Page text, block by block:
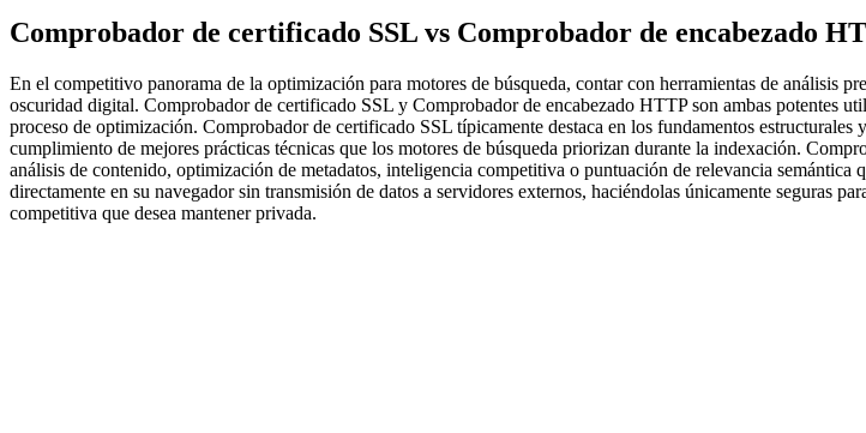
Comprobador de certificado SSL vs Comprobador de encabezado
En el competitivo panorama de la optimización para motores de búsqueda, contar con herramientas de análisis
oscuridad digital. Comprobador de certificado SSL y Comprobador de encabezado HTTP son ambas potentes
proceso de optimización. Comprobador de certificado SSL típicamente destaca en los fundamentos
cumplimiento de mejores prácticas técnicas que los motores de búsqueda priorizan durante la indexación.
análisis de contenido, optimización de metadatos, inteligencia competitiva o puntuación de relevancia
directamente en su navegador sin transmisión de datos a servidores externos, haciéndolas únicamente seguras
competitiva que desea mantener privada.